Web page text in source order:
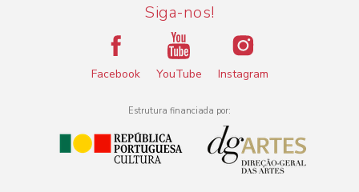
Siga-nos!
Facebook YouTube Instagram
Estrutura financiada por: